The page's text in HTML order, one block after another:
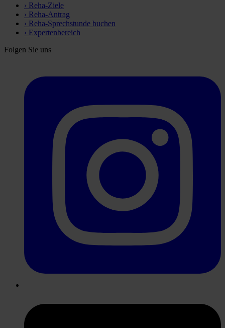
› Reha-Ziele
› Reha-Antrag
› Reha-Sprechstunde buchen
› Expertenbereich
Folgen Sie uns